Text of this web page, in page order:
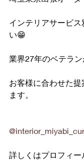
インテリアサービス
い😁
業界27年のベテラ
お客様に合わせた
ます。
詳しくはプロフィ